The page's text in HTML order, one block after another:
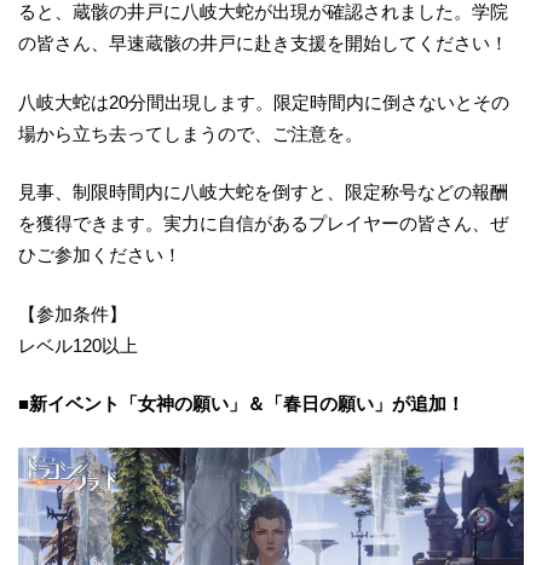
ると、蔵骸の井戸に八岐大蛇が出現が確認されました。学院
の皆さん、早速蔵骸の井戸に赴き支援を開始してください！
八岐大蛇は20分間出現します。限定時間内に倒さないとその
場から立ち去ってしまうので、ご注意を。
見事、制限時間内に八岐大蛇を倒すと、限定称号などの報酬
を獲得できます。実力に自信があるプレイヤーの皆さん、ぜ
ひご参加ください！
【参加条件】
レベル120以上
■新イベント「女神の願い」＆「春日の願い」が追加！